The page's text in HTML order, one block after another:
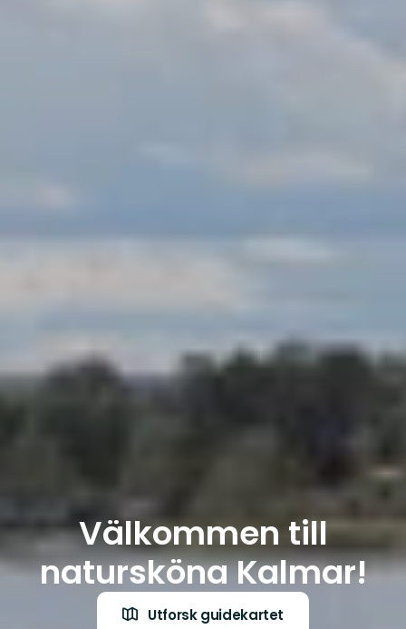
Välkommen till
natursköna Kalmar!
Utforsk guidekartet